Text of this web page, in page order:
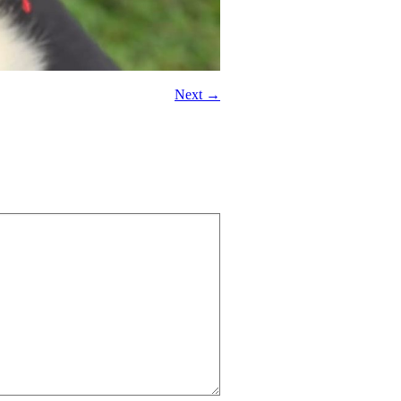
Next →